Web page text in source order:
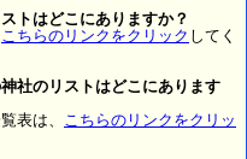
トはどこにありますか？
こちらのリンクをクリック してく
社のリストはどこにあります
表は、
こちらのリンクをクリッ